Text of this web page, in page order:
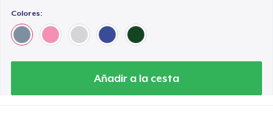
Colores:
Añadir a la cesta